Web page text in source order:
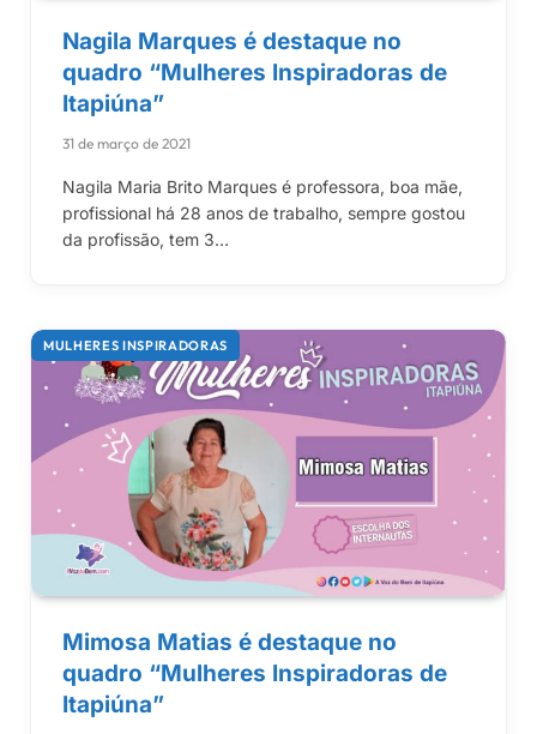
Nagila Marques é destaque no
quadro “Mulheres Inspiradoras de
Itapiúna”
31 de março de 2021
Nagila Maria Brito Marques é professora, boa mãe,
profissional há 28 anos de trabalho, sempre gostou
da profissão, tem 3…
MULHERES INSPIRADORAS
Mimosa Matias é destaque no
quadro “Mulheres Inspiradoras de
Itapiúna”